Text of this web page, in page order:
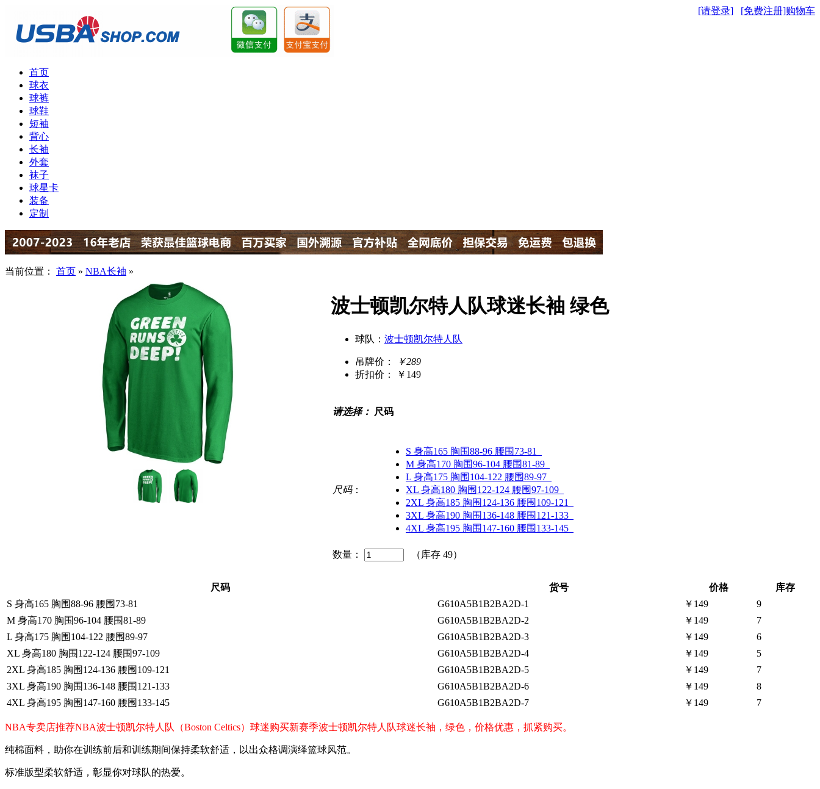
[请登录] [免费注册]购物车
首页
球衣
球裤
球鞋
短袖
背心
长袖
外套
袜子
球星卡
装备
定制
当前位置： 首页 » NBA长袖 »
波士顿凯尔特人队球迷长袖 绿色
球队： 波士顿凯尔特人队
吊牌价：
￥289
折扣价：
￥149
请选择： 尺码
尺码：
S 身高165 胸围88-96 腰围73-81
M 身高170 胸围96-104 腰围81-89
L 身高175 胸围104-122 腰围89-97
XL 身高180 胸围122-124 腰围97-109
2XL 身高185 胸围124-136 腰围109-121
3XL 身高190 胸围136-148 腰围121-133
4XL 身高195 胸围147-160 腰围133-145
数量： （库存 49）
尺码 货号 价格
库存
S 身高165 胸围88-96 腰围73-81
G610A5B1B2BA2D-1 ￥149
9
M 身高170 胸围96-104 腰围81-89
G610A5B1B2BA2D-2 ￥149
7
L 身高175 胸围104-122 腰围89-97
G610A5B1B2BA2D-3 ￥149
6
XL 身高180 胸围122-124 腰围97-109
G610A5B1B2BA2D-4 ￥149
5
2XL 身高185 胸围124-136 腰围109-121
G610A5B1B2BA2D-5 ￥149
7
3XL 身高190 胸围136-148 腰围121-133
G610A5B1B2BA2D-6 ￥149
8
4XL 身高195 胸围147-160 腰围133-145
G610A5B1B2BA2D-7 ￥149 7
NBA专卖店推荐NBA波士顿凯尔特人队（Boston Celtics）球迷购买新赛季波士顿凯尔特人队球迷长袖，绿色，价格优惠，抓紧购买。
纯棉面料，助你在训练前后和训练期间保持柔软舒适，以出众格调演绎篮球风范。
标准版型柔软舒适，彰显你对球队的热爱。